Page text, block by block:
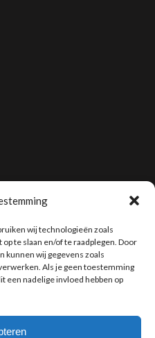
wij technologieën zoals
te slaan en/of te raadplegen. Door
kunnen wij gegevens zoals
Als je geen toestemming
een nadelige invloed hebben op